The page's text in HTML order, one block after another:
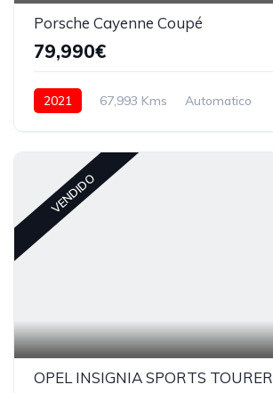
Porsche Cayenne Coupé
79,990€
2021 67,993 Kms
Automatico
VENDIDO
OPEL INSIGNIA SPORTS TOURER